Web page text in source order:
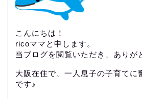
こんにちは！
ricoママと申します。
当ブログを閲覧いただき、ありが
大阪在住で、一人息子の子育てに
です♪